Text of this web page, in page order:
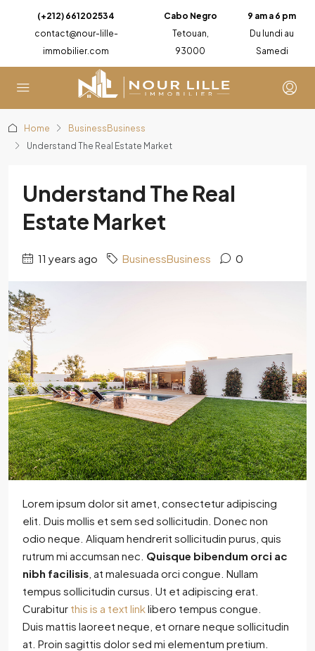
(+212) 661202534
contact@nour-lille-
immobilier.com
Cabo Negro
Tetouan,
93000
9 am a 6 pm
Du lundi au
Samedi
Home
BusinessBusiness
Understand The Real Estate Market
Understand The Real
Estate Market
11 years ago BusinessBusiness 0
Lorem ipsum dolor sit amet, consectetur adipiscing
elit. Duis mollis et sem sed sollicitudin. Donec non
odio neque. Aliquam hendrerit sollicitudin purus, quis
rutrum mi accumsan nec. Quisque bibendum orci ac
nibh facilisis , at malesuada orci congue. Nullam
tempus sollicitudin cursus. Ut et adipiscing erat.
Curabitur this is a text link libero tempus congue.
Duis mattis laoreet neque, et ornare neque sollicitudin
at. Proin sagittis dolor sed mi elementum pretium.